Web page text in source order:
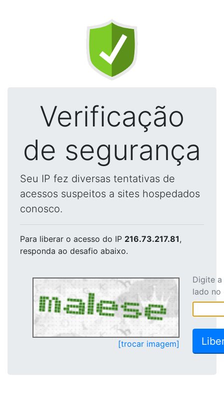
Verificação
de segurança
Seu IP fez diversas tentativas de
acessos suspeitos a sites hospedados
conosco.
Para liberar o acesso do IP 216.73.217.81,
responda ao desafio abaixo.
[trocar imagem]
Digite
lado no